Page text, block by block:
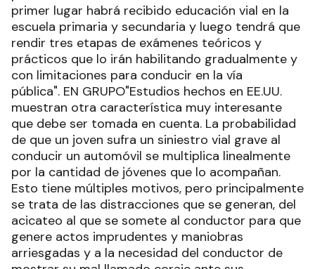
primer lugar habrá recibido educación vial en la
escuela primaria y secundaria y luego tendrá que
rendir tres etapas de exámenes teóricos y
prácticos que lo irán habilitando gradualmente y
con limitaciones para conducir en la vía
pública". EN GRUPO"Estudios hechos en EE.UU.
muestran otra característica muy interesante
que debe ser tomada en cuenta. La probabilidad
de que un joven sufra un siniestro vial grave al
conducir un automóvil se multiplica linealmente
por la cantidad de jóvenes que lo acompañan.
Esto tiene múltiples motivos, pero principalmente
se trata de las distracciones que se generan, del
acicateo al que se somete al conductor para que
genere actos imprudentes y maniobras
arriesgadas y a la necesidad del conductor de